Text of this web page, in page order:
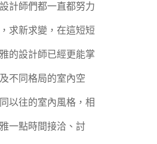
計師們都一直都努力
求新求變，在這短短
的設計師已經更能掌
不同格局的室內空
以往的室內風格，相
一點時間接洽、討